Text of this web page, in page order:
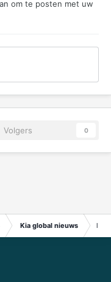
om te posten met uw
Volgers 0
Kia global nieuws Kia